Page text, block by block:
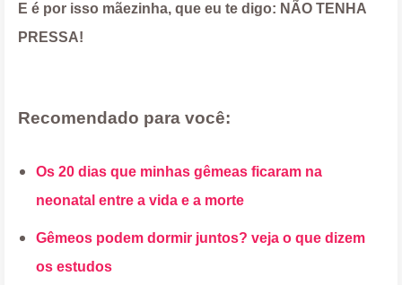
E é por isso mãezinha, que eu te digo: NÃO TENHA
PRESSA!
Recomendado para você:
Os 20 dias que minhas gêmeas ficaram na
neonatal entre a vida e a morte
Gêmeos podem dormir juntos? veja o que dizem
os estudos